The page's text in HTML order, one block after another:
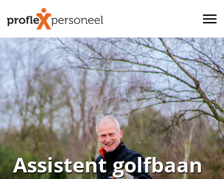
Assistent golfbaan